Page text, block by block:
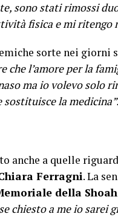
sono stati rimossi
fisica e mi
sorte nei giorni
che l’amore per la
ma io volevo solo
sostituisce la medicina”.
anche a quelle
Ferragni. La
della
chiesto a me io sarei